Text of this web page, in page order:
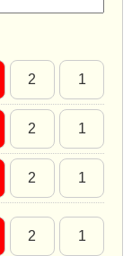
2 1
2 1
2 1
2 1